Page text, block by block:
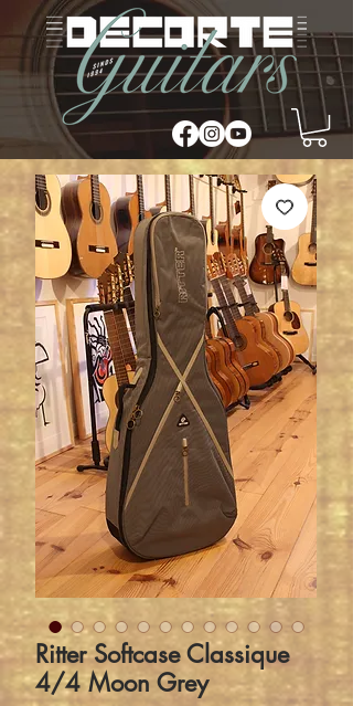
Ritter Softcase Classique
4/4 Moon Grey